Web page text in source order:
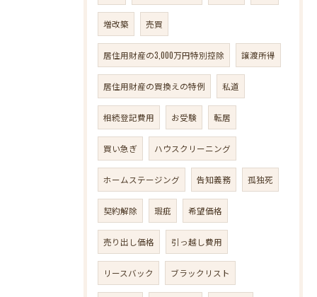
増改築 売買
居住用財産の3,000万円特別控除 譲渡所得
居住用財産の買換えの特例 私道
相続登記費用 お受験 転居
買い急ぎ ハウスクリーニング
ホームステージング 告知義務 孤独死
契約解除 瑕疵 希望価格
売り出し価格 引っ越し費用
リースバック ブラックリスト